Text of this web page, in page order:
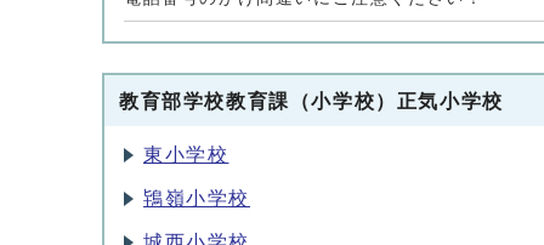
教育部学校教育課（小学校）正気小学校
東小学校
鴇嶺小学校